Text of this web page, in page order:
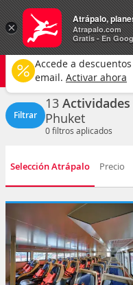
Actividades
Phuket ciudad
Cultura y turismo
Filtrar
13
Phuket
0filtros aplicados
Selección Atrápalo Precio
×
Atrápalo,
Atrapalo.com
Gratis - En
Accede a
email. Activar ahora